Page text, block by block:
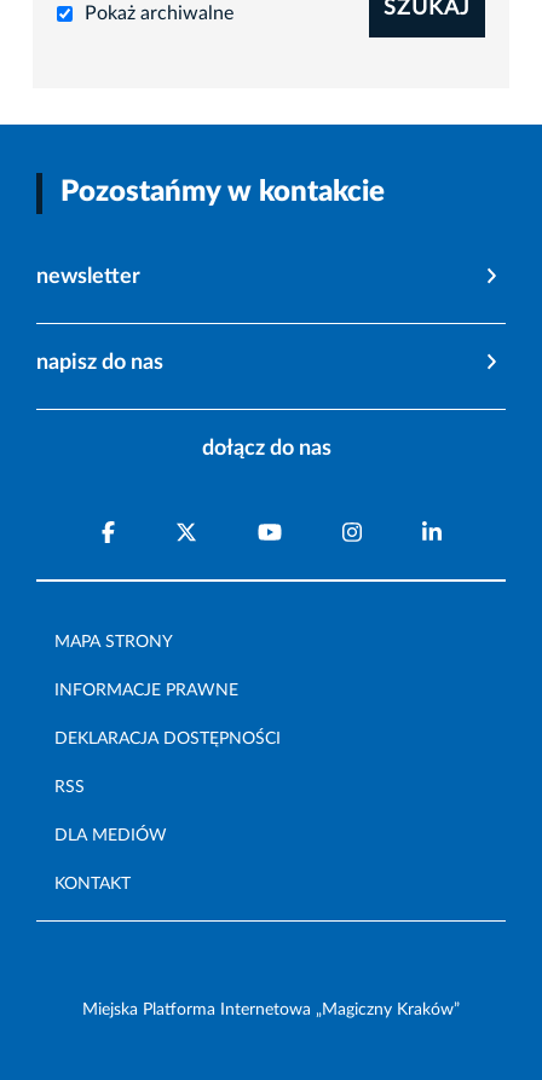
Pokaż archiwalne SZUKAJ
Pozostańmy w kontakcie
newsletter
napisz do nas
dołącz do nas
MAPA STRONY
INFORMACJE PRAWNE
DEKLARACJA DOSTĘPNOŚCI
RSS
DLA MEDIÓW
KONTAKT
Miejska Platforma Internetowa „Magiczny Kraków”